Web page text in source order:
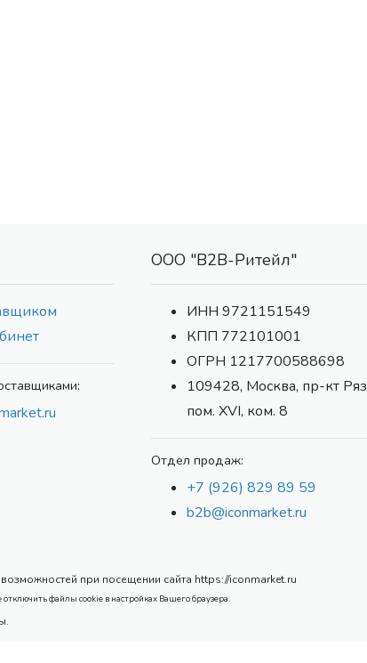
ООО "В2В-Ритейл"
ИНН 9721151549
КПП 772101001
ОГРН 1217700588698
109428, Москва, пр-кт
пом. XVI, ком. 8
Отдел продаж:
+7 (926) 829 89 59
b2b@iconmarket.ru
при посещении сайта https://iconmarket.ru
файлы cookie в настройках Вашего браузера.